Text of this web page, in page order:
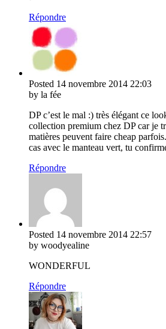
Répondre
Posted 14 novembre 2014 22:03
by la fée
DP c’est le mal :) très élégant ce
collection premium chez DP car je
matières peuvent faire cheap
cas avec le manteau vert, tu
Répondre
Posted 14 novembre 2014 22:57
by woodyealine
WONDERFUL
Répondre